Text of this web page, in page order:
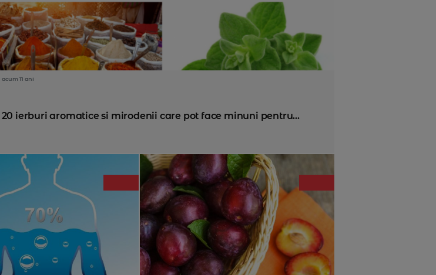
acum 11 ani
20 ierburi aromatice si mirodenii care pot face minuni pentru...